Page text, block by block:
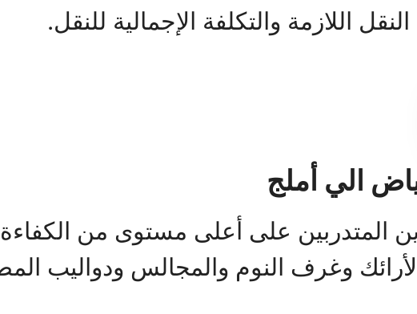
اللازمة والتكلفة الإجمالية للنقل.
الي أملج
المتدربين على أعلى مستوى من الكفاءة
وغرف النوم والمجالس ودواليب